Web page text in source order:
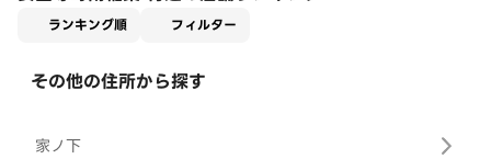
ランキング順 フィルター
その他の住所から探す
家ノ下